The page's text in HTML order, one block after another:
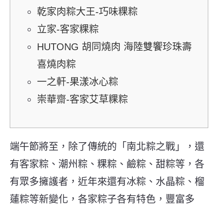
乾家肉粽大王-巧味粿粽
立家-客家粿粽
HUTONG 胡同燒肉 海陸雙饗珍珠壽
喜燒肉粽
一之軒-果漾冰心粽
崇華齋-客家艾草粿粽
端午節將至，除了傳統的「南北粽之戰」，還
有客家粽、潮州粽、粿粽、鹼粽、甜粽等，各
有眾多擁護者，近年來還有冰粽、水晶粽、榴
蓮粽等新變化，各家粽子各有特色，豐富多